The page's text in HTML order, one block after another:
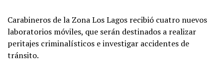
Carabineros de la Zona Los Lagos recibió cuatro nuevos
laboratorios móviles, que serán destinados a realizar
peritajes criminalísticos e investigar accidentes de
tránsito.